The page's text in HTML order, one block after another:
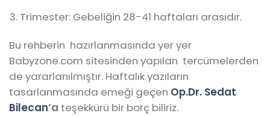
3. Trimester: Gebeliğin 28-41 haftaları arasıdır.
Bu rehberin hazırlanmasında yer yer
Babyzone.com sitesinden yapılan tercümelerden
de yararlanılmıştır. Haftalık yazıların
tasarlanmasında emeği geçen Op.Dr. Sedat
Bilecan’a teşekkürü bir borç biliriz.